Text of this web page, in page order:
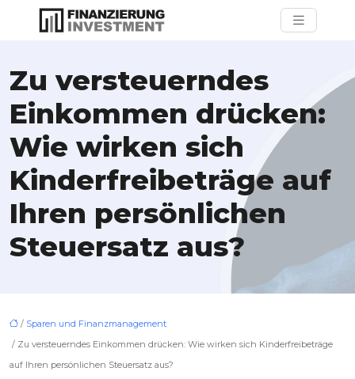
Zu versteuerndes
Einkommen drücken:
Wie wirken sich
Kinderfreibeträge auf
Ihren persönlichen
Steuersatz aus?
/ Sparen und Finanzmanagement
/ Zu versteuerndes Einkommen drücken: Wie wirken sich Kinderfreibeträge
auf Ihren persönlichen Steuersatz aus?